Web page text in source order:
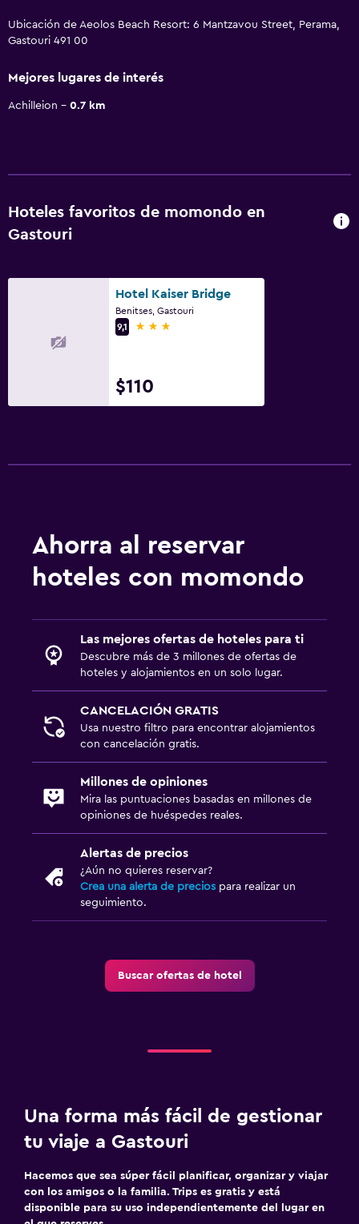
Ubicación de Aeolos Beach Resort: 6 Mantzavou Street, Perama,
Gastouri 491 00
Mejores lugares de interés
Achilleion 0.7 km
Hoteles favoritos de momondo en
Gastouri
Hotel Kaiser Bridge
Benitses, Gastouri
9,1
3 estrellas
$110
Ahorra al reservar
hoteles con momondo
Las mejores ofertas de hoteles para ti
Descubre más de 3 millones de ofertas de
hoteles y alojamientos en un solo lugar.
CANCELACIÓN GRATIS
Usa nuestro filtro para encontrar alojamientos
con cancelación gratis.
Millones de opiniones
Mira las puntuaciones basadas en millones de
opiniones de huéspedes reales.
Alertas de precios
¿Aún no quieres reservar?
Crea una alerta de precios para realizar un
seguimiento.
Buscar ofertas de hotel
Una forma más fácil de gestionar
tu viaje a Gastouri
Hacemos que sea súper fácil planificar, organizar y viajar
con los amigos o la familia. Trips es gratis y está
disponible para su uso independientemente del lugar en